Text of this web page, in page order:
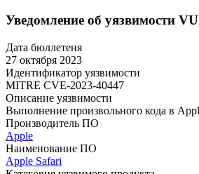
Уведомление об уязвимости
Дата бюллетеня
27 октября 2023
Идентификатор уязвимости
MITRE CVE-2023-40447
Описание уязвимости
Выполнение произвольного кода в
Производитель ПО
Apple
Наименование ПО
Apple Safari